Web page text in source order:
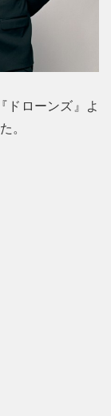
ドローンズ』よ
。